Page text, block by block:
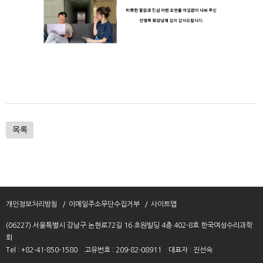
목록
개인정보처리방침 이메일주소무단수집거부 사이트맵
(06227) 서울특별시 강남구 논현로72길 16 초원빌딩 4층 402-8호 한국여성수리과학
회
Tel : +82-41-850-1580
고유번호 : 209-82-08911 대표자 : 진선숙